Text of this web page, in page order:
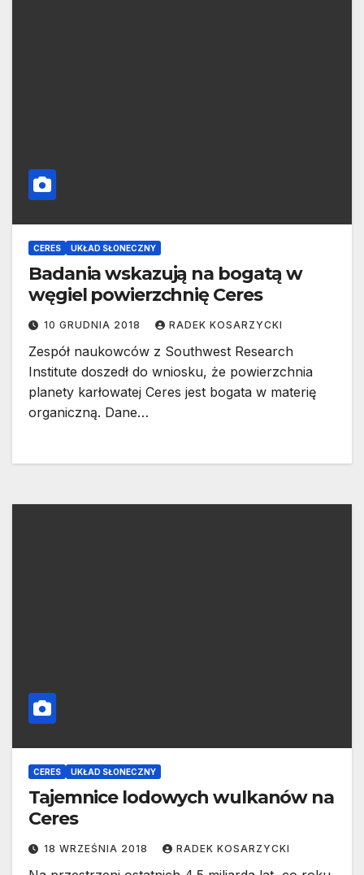
CERES UKŁAD SŁONECZNY
Badania wskazują na bogatą w
węgiel powierzchnię Ceres
10 GRUDNIA 2018 RADEK KOSARZYCKI
Zespół naukowców z Southwest Research
Institute doszedł do wniosku, że powierzchnia
planety karłowatej Ceres jest bogata w materię
organiczną. Dane…
CERES UKŁAD SŁONECZNY
Tajemnice lodowych wulkanów na
Ceres
18 WRZEŚNIA 2018 RADEK KOSARZYCKI